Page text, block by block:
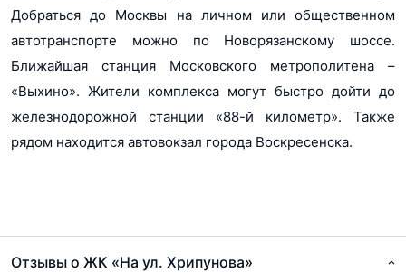
Добраться до Москвы на личном или общественном
автотранспорте можно по Новорязанскому шоссе.
Ближайшая станция Московского метрополитена –
«Выхино». Жители комплекса могут быстро дойти до
железнодорожной станции «88-й километр». Также
рядом находится автовокзал города Воскресенска.
Отзывы о ЖК «На ул. Хрипунова»